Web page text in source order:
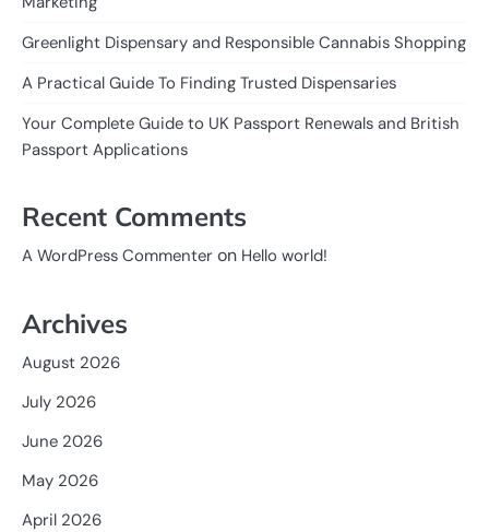
Greenlight Dispensary and Responsible Cannabis Shopping
A Practical Guide To Finding Trusted Dispensaries
Your Complete Guide to UK Passport Renewals and British
Passport Applications
Recent Comments
A WordPress Commenter on Hello world!
Archives
August 2026
July 2026
June 2026
May 2026
April 2026